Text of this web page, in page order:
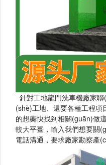
針對工地龍門洗車機廠家聯
(shè)工地、還要各種工程
的想藥快找到相關(guān)做這
較大平臺，輸入我們想要關
電話溝通，要求廠家勘